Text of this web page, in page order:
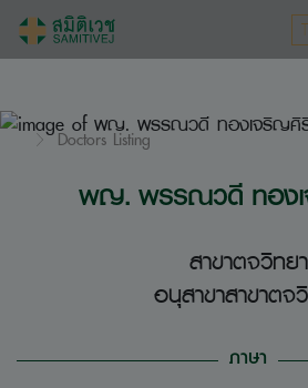
Doctors Listing
พญ. พรรณวดี ทอง
สาขาตจวิทยา
อนุสาขาสาขาตจ
ภาษา